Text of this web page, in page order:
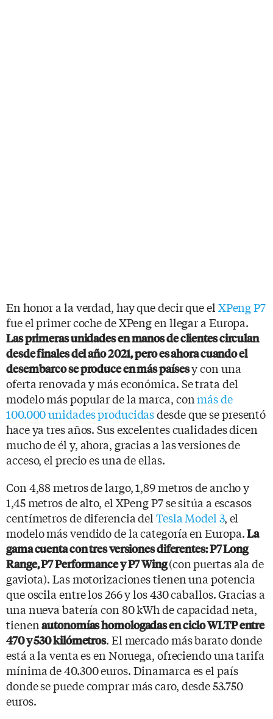
En honor a la verdad, hay que decir que el XPeng P7
fue el primer coche de XPeng en llegar a Europa.
Las primeras unidades en manos de clientes circulan
desde finales del año 2021, pero es ahora cuando el
desembarco se produce en más paísesy con una
oferta renovada y más económica. Se trata del
modelo más popular de la marca, conmás de
100.000 unidades producidasdesde que se presentó
hace ya tres años. Sus excelentes cualidades dicen
mucho de él y, ahora, gracias a las versiones de
acceso, el precio es una de ellas.
Con 4,88 metros de largo, 1,89 metros de ancho y
1,45 metros de alto, el XPeng P7 se sitúa a escasos
centímetros de diferencia del Tesla Model 3, el
modelo más vendido de la categoría en Europa.La
gama cuenta con tres versiones diferentes: P7 Long
Range, P7 Performance y P7 Wing(con puertas ala de
gaviota). Las motorizaciones tienen una potencia
que oscila entre los 266 y los 430 caballos. Gracias a
una nueva batería con 80 kWh de capacidad neta,
tienenautonomías homologadas en ciclo WLTP entre
470 y 530 kilómetros. El mercado más barato donde
está a la venta es en Noruega, ofreciendo una tarifa
mínima de 40.300 euros. Dinamarca es el país
donde se puede comprar más caro, desde 53.750
euros.